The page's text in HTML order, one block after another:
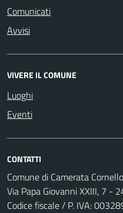
Comunicati
Avvisi
VIVERE IL COMUNE
Luoghi
Eventi
CONTATTI
Comune di Camerata Cornello
Via Papa Giovanni XXIII, 7 -
Codice fiscale / P. IVA: